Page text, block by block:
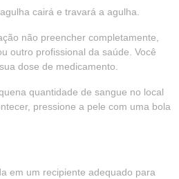
cairá e travará a agulha.
não preencher completamente,
outro profissional da saúde. Você
dose de medicamento.
quantidade de sangue no local
pressione a pele com uma bola
em um recipiente adequado para